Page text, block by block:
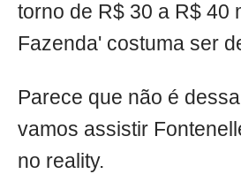
torno de R$ 30 a R$ 40
Fazenda' costuma ser
Parece que não é
vamos assistir
no reality.